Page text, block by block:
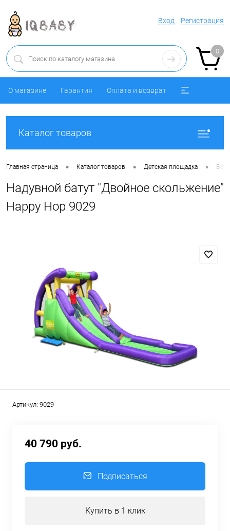
Вход Регистрация
0
О магазине Гарантия Оплата и возврат
Каталог товаров
Главная страница • Каталог товаров • Детская площадка •
Надувной батут "Двойное скольжение"
Happy Hop 9029
Артикул: 9029
40 790 руб.
Подписаться
Купить в 1 клик